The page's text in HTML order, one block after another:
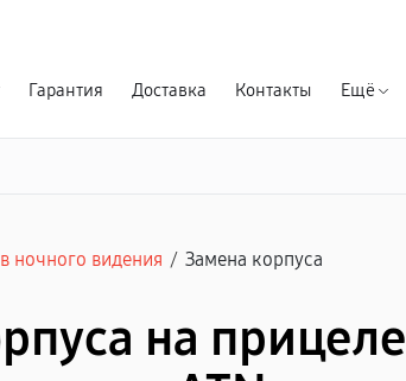
Гарантия Доставка Контакты Ещё
ночного видения / Замена корпуса
на прицеле